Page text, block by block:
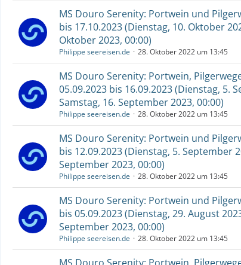
MS Douro Serenity: Portwein und
bis 17.10.2023 (Dienstag, 10. Oktober
Oktober 2023, 00:00)
Philippe seereisen.de 28. Oktober 2022 um 13:45
MS Douro Serenity: Portwein,
05.09.2023 bis 16.09.2023 (Dienstag, 5.
Samstag, 16. September 2023, 00:00)
Philippe seereisen.de 28. Oktober 2022 um 13:45
MS Douro Serenity: Portwein und
bis 12.09.2023 (Dienstag, 5. September
September 2023, 00:00)
Philippe seereisen.de 28. Oktober 2022 um 13:45
MS Douro Serenity: Portwein und
bis 05.09.2023 (Dienstag, 29. August
September 2023, 00:00)
Philippe seereisen.de 28. Oktober 2022 um 13:45